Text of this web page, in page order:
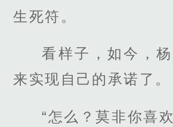
生死符。
看样子，如今，
来实现自己的承诺了。
“怎么？莫非你喜